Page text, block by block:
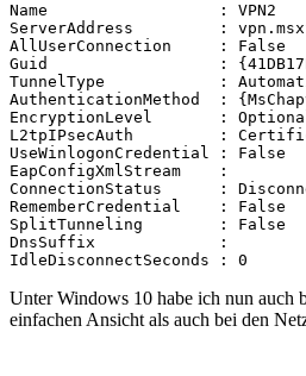
Name                  : VPN2
ServerAddress         :
AllUserConnection     : False
Guid                  : {41DB17EB-
TunnelType            :
AuthenticationMethod  :
EncryptionLevel       :
L2tpIPsecAuth         :
UseWinlogonCredential : False
EapConfigXmlStream    :
ConnectionStatus      :
RememberCredential    : False
SplitTunneling        : False
DnsSuffix             :
IdleDisconnectSeconds : 0
Unter Windows 10 habe ich nun auch
einfachen Ansicht als auch bei den